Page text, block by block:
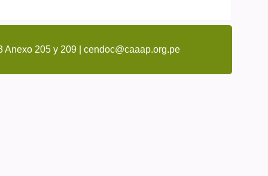
205 y 209 | cendoc@caaap.org.pe